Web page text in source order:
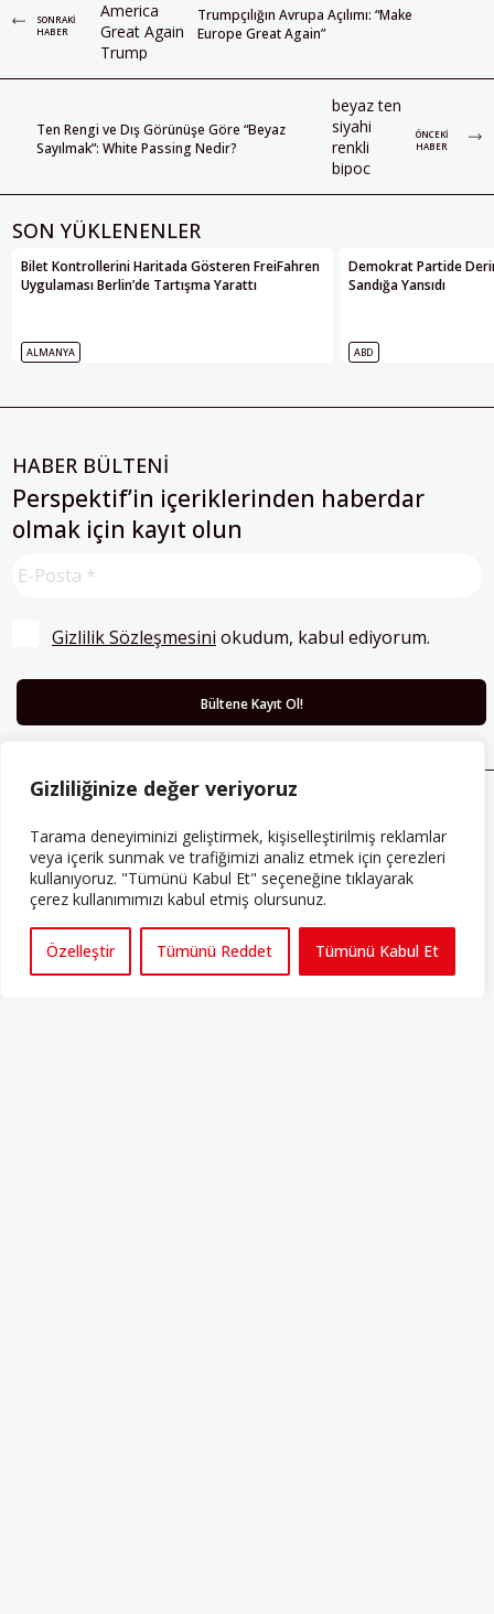
Gizliliğinize değer veriyoruz
Tarama deneyiminizi geliştirmek, kişiselleştirilmiş reklamlar
veya içerik sunmak ve trafiğimizi analiz etmek için çerezleri
kullanıyoruz. "Tümünü Kabul Et" seçeneğine tıklayarak
çerez kullanımımızı kabul etmiş olursunuz.
Özelleştir Tümünü Reddet Tümünü Kabul Et
SONRAKI
HABER
Trumpçılığın Avrupa Açılımı: “Make
Europe Great Again”
Ten Rengi ve Dış Görünüşe Göre “Beyaz
Sayılmak”: White Passing Nedir?
ÖNCEKI
HABER
SON YÜKLENENLER
Bilet Kontrollerini Haritada Gösteren FreiFahren
Uygulaması Berlin’de Tartışma Yarattı
ALMANYA
Demokrat Partide
Sandığa Yansıdı
ABD
HABER BÜLTENİ
Perspektif’in içeriklerinden haberdar
olmak için kayıt olun
Gizlilik Sözleşmesini okudum, kabul ediyorum.
ABONE OLUN
Her ay Perspektif dergisini edinmek için
abone olabilirsiniz!
Abonelik